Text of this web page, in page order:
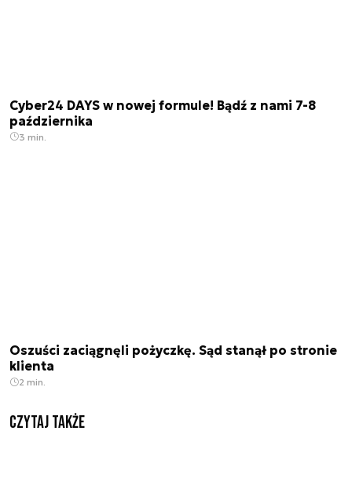
Cyber24 DAYS w nowej formule! Bądź z nami 7-8
października
3 min.
Oszuści zaciągnęli pożyczkę. Sąd stanął po stronie
klienta
2 min.
Czytaj także